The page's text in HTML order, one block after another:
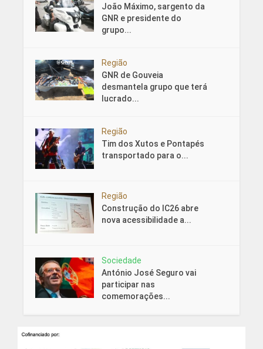
João Máximo, sargento da
GNR e presidente do
grupo...
Região
GNR de Gouveia
desmantela grupo que terá
lucrado...
Região
Tim dos Xutos e Pontapés
transportado para o...
Região
Construção do IC26 abre
nova acessibilidade a...
Sociedade
António José Seguro vai
participar nas
comemorações...